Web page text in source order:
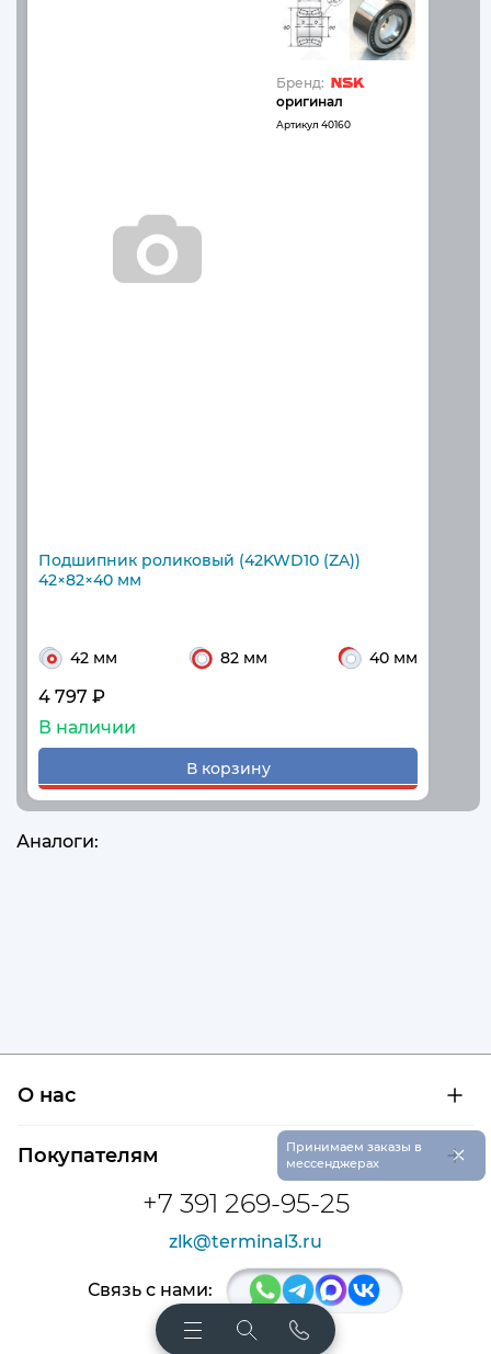
Бренд:
оригинал
Артикул 40160
Подшипник роликовый (42KWD10 (ZA))
42×82×40 мм
42 мм 82 мм 40 мм
4 797 ₽
В наличии
В корзину
Аналоги:
+7 391 269-95-25
zlk@terminal3.ru
О нас
Сертификаты на продукцию
Покупателям
Доставка и оплата
Расшифровка маркировки подшипников
Связь с нами:
Принимаем заказы в
мессенджерах
×